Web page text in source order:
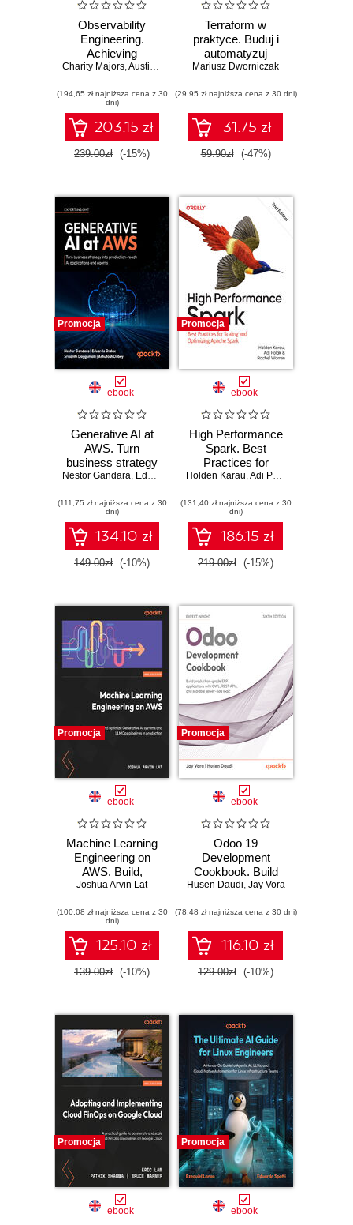
Observability
Engineering.
Achieving
Production
Edition
Charity Majors,Austin Parker Liz Fong-Jones
(194,65 zł najniższa cena z 30
dni)
203.15 zł
239.00zł (-15%)
Terraform w
praktyce. Buduj i
automatyzuj
infrastrukturę
zarządzaj nią z
wykorzystaniem
Dockera
Mariusz Dworniczak
(29,95 zł najniższa cena z 30 dni)
31.75 zł
59.90zł (-47%)
Promocja
ebook
Generative AI at
AWS. Turn
business strategy
into production-
applications and
agents
Nestor Gandara, Eduardo Ordax ,Srikanth Daggumalli
(111,75 zł najniższa cena z 30
dni)
134.10 zł
149.00zł (-10%)
Promocja
ebook
High Performance
Spark. Best
Practices for
Scaling and
Spark. 2nd Edition
Holden Karau,Adi Polak
(131,40 zł najniższa cena z 30
dni)
186.15 zł
219.00zł (-15%)
Promocja
ebook
Machine Learning
Engineering on
AWS. Build,
deploy, and
LLMs, AI agents,
and generative AI
systems on AWS -
Second Edition
Joshua Arvin Lat
(100,08 zł najniższa cena z 30
dni)
125.10 zł
139.00zł (-10%)
Promocja
ebook
Odoo 19
Development
Cookbook. Build
production-grade
with OWL, REST
APIs, and scalable
server-side logic -
Sixth Edition
Husen Daudi, Jay Vora
(78,48 zł najniższa cena z 30 dni)
116.10 zł
129.00zł (-10%)
Promocja
ebook
Promocja
ebook